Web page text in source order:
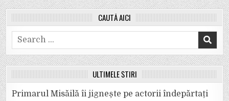
CAUTĂ AICI
Search
for:
ULTIMELE ȘTIRI
Primarul Misăilă îi jignește pe actorii îndepărtați